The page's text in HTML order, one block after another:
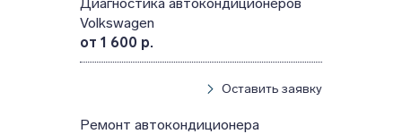
Volkswagen
от 1 600 р.
Оставить заявку
Ремонт автокондиционера